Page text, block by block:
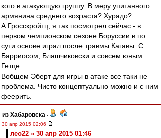
кого в атакующую группу. В меру упитанного
армянина среднего возраста? Хурадо?
А Гросскройтц, я так посмотрел сейчас - в
первом чемпионском сезоне Боруссии в по
сути основе играл после травмы Кагавы. С
Барриосом, Блашчиковски и совсем юным
Гетце.
Вобщем Эберт для игры в атаке все таки не
проблема. Чисто концептуально можно и с ним
феерить.
из Хабаровска -
30 апр 2015 02:06
лео22 » 30 апр 2015 01:46